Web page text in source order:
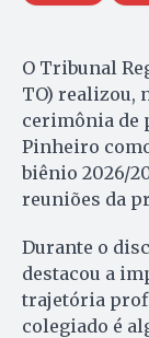
O Tribunal
TO) realizou,
cerimônia de
Pinheiro
biênio 2026/
reuniões da
Durante o
destacou a
trajetória
colegiado é